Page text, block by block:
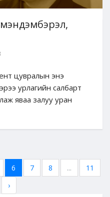
цувралын энэ
урлагийн салбарт
яваа залуу уран
6 7 8 ...
11
›